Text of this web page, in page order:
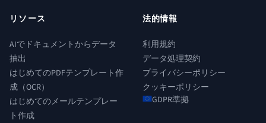
リソース
AIでドキュメントからデータ
抽出
はじめてのPDFテンプレート作
成（OCR）
はじめてのメールテンプレー
ト作成
法的情報
利用規約
データ処理契約
プライバシーポリシー
クッキーポリシー
GDPR準拠